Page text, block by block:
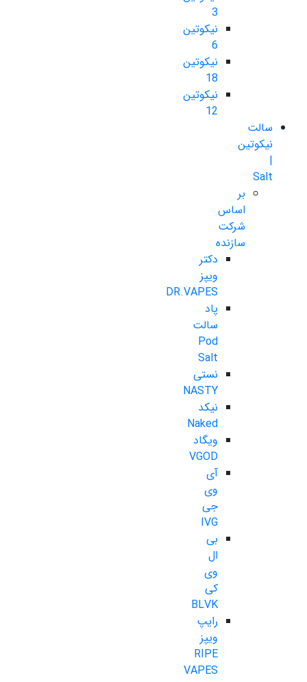
3
نیکوتین
6
نیکوتین
18
نیکوتین
12
سالت
نیکوتین
|
Salt
بر
اساس
شرکت
سازنده
دکتر
ویپز
DR.VAPES
پاد
سالت
Pod
Salt
نستی
NASTY
نیکد
Naked
ویگاد
VGOD
آی
وی
جی
IVG
بی
ال
وی
کی
BLVK
رایپ
ویپز
RIPE
VAPES